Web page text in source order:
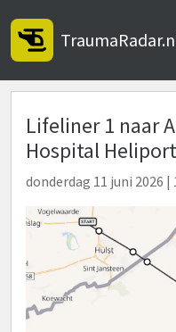
Lifeliner 1 naar
Hospital Heliport
donderdag 11 juni 2026